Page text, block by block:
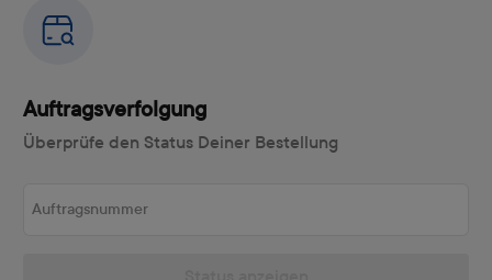
Auftragsverfolgung
Überprüfe den Status Deiner Bestellung